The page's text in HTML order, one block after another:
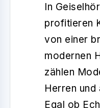
In
profitieren
von einer
modernen
zählen
Herren
Egal ob